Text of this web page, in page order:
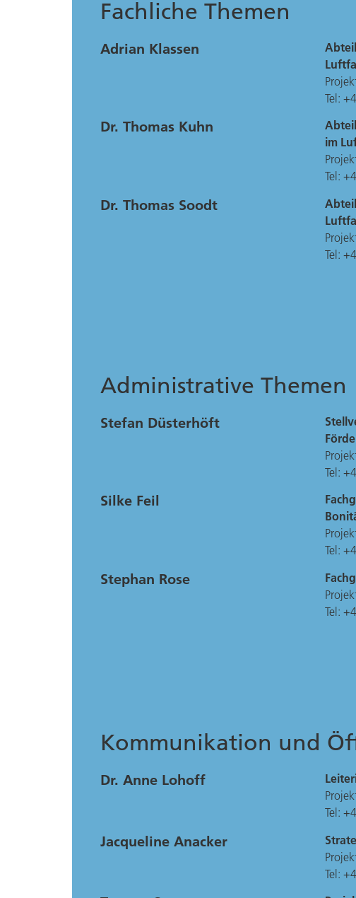
Fachliche Themen
Adrian Klassen
Tel:
Dr. Thomas Kuhn
im
Tel:
Dr. Thomas Soodt
Tel:
Administrative Themen
Stefan Düsterhöft
Tel:
Silke Feil
Tel:
Stephan Rose
Tel:
Kommunikation und
Dr. Anne Lohoff
Tel:
Jacqueline Anacker
Tel: